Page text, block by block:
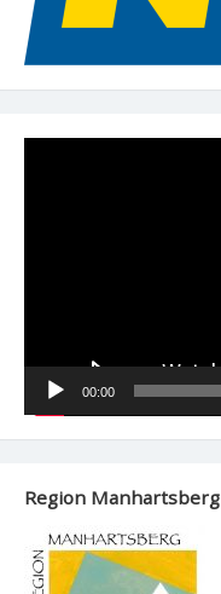
00:00
Region Manhartsberg